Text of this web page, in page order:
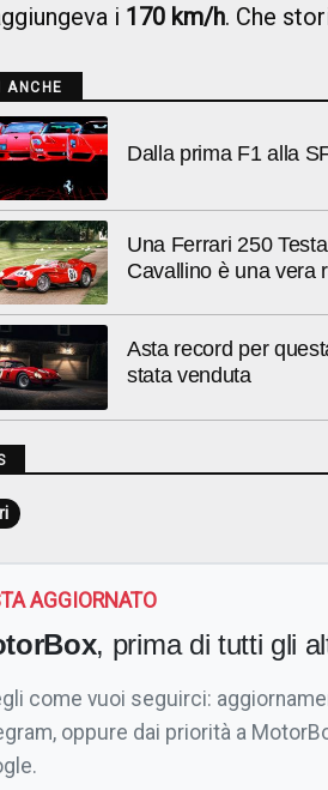
i 170 km/h. Che
ANCHE
Dalla prima F1 alla
Una Ferrari 250
Cavallino è una vera
Asta record per
stata venduta
AGGIORNATO
, prima di tutti gli
come vuoi seguirci:
oppure dai priorità a